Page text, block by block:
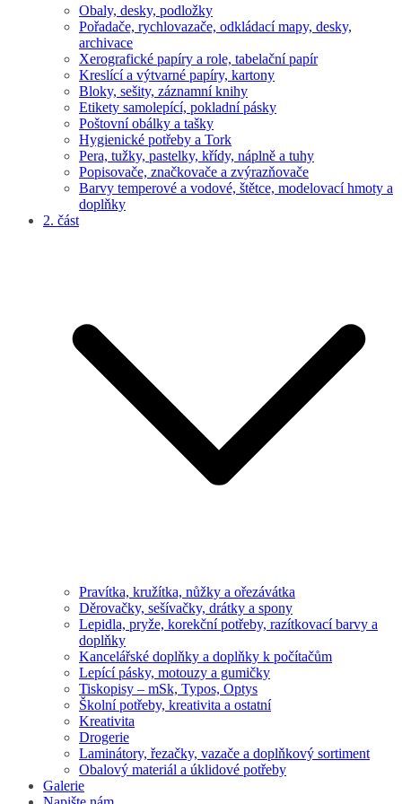
Obaly, desky, podložky
Pořadače, rychlovazače, odkládací mapy, desky,
archivace
Xerografické papíry a role, tabelační papír
Kreslící a výtvarné papíry, kartony
Bloky, sešity, záznamní knihy
Etikety samolepící, pokladní pásky
Poštovní obálky a tašky
Hygienické potřeby a Tork
Pera, tužky, pastelky, křídy, náplně a tuhy
Popisovače, značkovače a zvýrazňovače
Barvy temperové a vodové, štětce, modelovací hmoty a
doplňky
2. část
Pravítka, kružítka, nůžky a ořezávátka
Děrovačky, sešívačky, drátky a spony
Lepidla, pryže, korekční potřeby, razítkovací barvy a
doplňky
Kancelářské doplňky a doplňky k počítačům
Lepící pásky, motouzy a gumičky
Tiskopisy – mSk, Typos, Optys
Školní potřeby, kreativita a ostatní
Kreativita
Drogerie
Laminátory, řezačky, vazače a doplňkový sortiment
Obalový materiál a úklidové potřeby
Galerie